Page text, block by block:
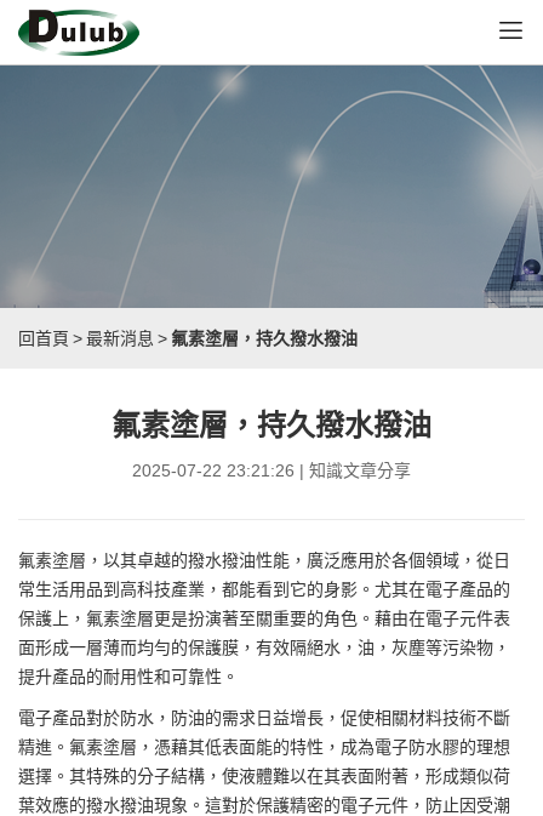
回首頁 >最新消息 > 氟素塗層，持久撥水撥油
氟素塗層，持久撥水撥油
2025-07-22 23:21:26 | 知識文章分享
氟素塗層 ，以其卓越的撥水撥油性能，廣泛應用於各個領域，從日
常生活用品到高科技產業，都能看到它的身影。尤其在電子產品的
保護上，氟素塗層更是扮演著至關重要的角色。藉由在電子元件表
面形成一層薄而均勻的保護膜，有效隔絕水，油，灰塵等污染物，
提升產品的耐用性和可靠性。
電子產品對於防水，防油的需求日益增長，促使相關材料技術不斷
精進。氟素塗層，憑藉其低表面能的特性，成為電子防水膠的理想
選擇。其特殊的分子結構，使液體難以在其表面附著，形成類似荷
葉效應的撥水撥油現象。這對於保護精密的電子元件，防止因受潮